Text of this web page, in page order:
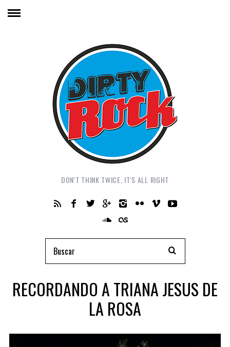
DON'T THINK TWICE, IT'S ALL RIGHT
RECORDANDO A TRIANA JESUS DE
LA ROSA